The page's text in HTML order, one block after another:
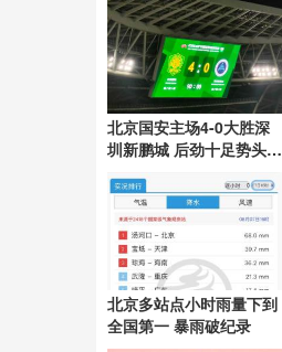
北京国安主场4-0大胜深
圳新鹏城 后劲十足势头良
北京多站点小时雨量下到
全国第一 暴雨破纪录